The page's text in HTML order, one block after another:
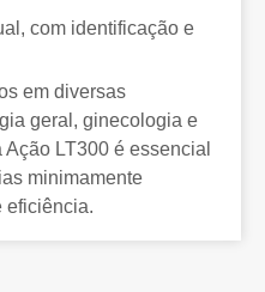
com identificação e
em diversas
geral, ginecologia e
LT300 é essencial
minimamente
eficiência.